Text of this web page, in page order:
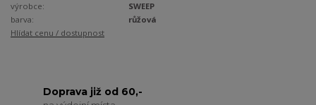
výrobce:
SWEEP
barva:
růžová
Hlídat cenu / dostupnost
Doprava již od 60,-